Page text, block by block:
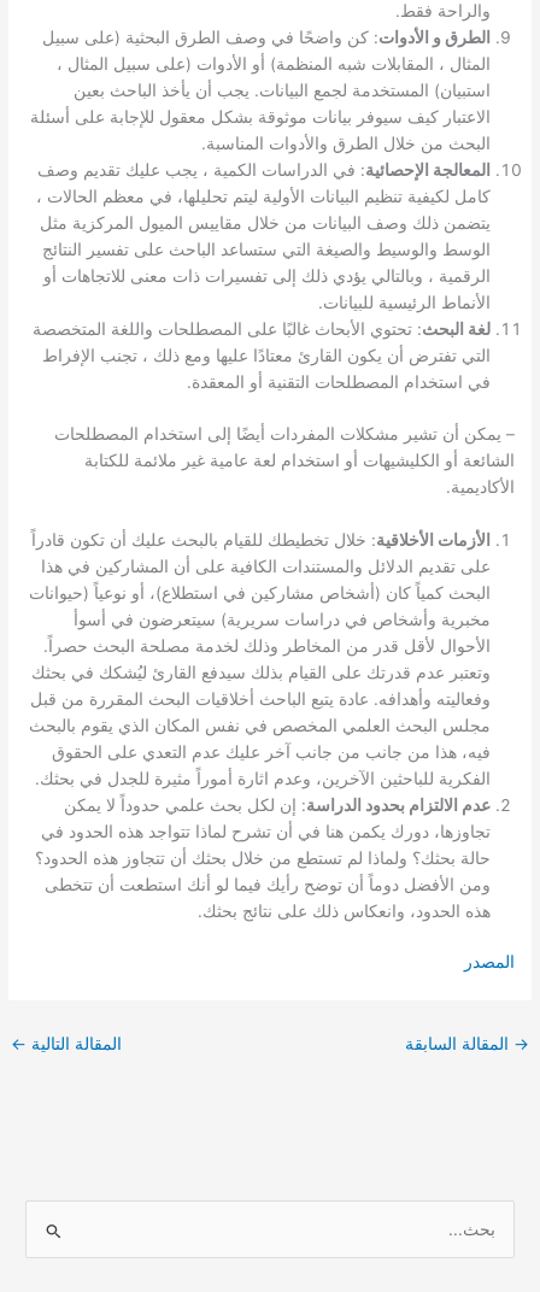
والراحة فقط.
الطرق و الأدوات: كن واضحًا في وصف الطرق البحثية (على سبيل
المثال ، المقابلات شبه المنظمة) أو الأدوات (على سبيل المثال ،
استبيان) المستخدمة لجمع البيانات. يجب أن يأخذ الباحث بعين
الاعتبار كيف سيوفر بيانات موثوقة بشكل معقول للإجابة على أسئلة
البحث من خلال الطرق والأدوات المناسبة.
المعالجة الإحصائية: في الدراسات الكمية ، يجب عليك تقديم وصف
كامل لكيفية تنظيم البيانات الأولية ليتم تحليلها، في معظم الحالات ،
يتضمن ذلك وصف البيانات من خلال مقاييس الميول المركزية مثل
الوسط والوسيط والصيغة التي ستساعد الباحث على تفسير النتائج
الرقمية ، وبالتالي يؤدي ذلك إلى تفسيرات ذات معنى للاتجاهات أو
الأنماط الرئيسية للبيانات.
لغة البحث: تحتوي الأبحاث غالبًا على المصطلحات واللغة المتخصصة
التي تفترض أن يكون القارئ معتادًا عليها ومع ذلك ، تجنب الإفراط
في استخدام المصطلحات التقنية أو المعقدة.
– يمكن أن تشير مشكلات المفردات أيضًا إلى استخدام المصطلحات
الشائعة أو الكليشيهات أو استخدام لعة عامية غير ملائمة للكتابة
الأكاديمية.
الأزمات الأخلاقية: خلال تخطيطك للقيام بالبحث عليك أن تكون قادراً
على تقديم الدلائل والمستندات الكافية على أن المشاركين في هذا
البحث كمياً كان (أشخاص مشاركين في استطلاع)، أو نوعياً (حيوانات
مخبرية وأشخاص في دراسات سريرية) سيتعرضون في أسوأ
الأحوال لأقل قدر من المخاطر وذلك لخدمة مصلحة البحث حصراً.
وتعتبر عدم قدرتك على القيام بذلك سيدفع القارئ ليُشكك في بحثك
وفعاليته وأهدافه. عادة يتبع الباحث أخلاقيات البحث المقررة من قبل
مجلس البحث العلمي المخصص في نفس المكان الذي يقوم بالبحث
فيه، هذا من جانب من جانب آخر عليك عدم التعدي على الحقوق
الفكرية للباحثين الآخرين، وعدم اثارة أموراً مثيرة للجدل في بحثك.
عدم الالتزام بحدود الدراسة: إن لكل بحث علمي حدوداً لا يمكن
تجاوزها، دورك يكمن هنا في أن تشرح لماذا تتواجد هذه الحدود في
حالة بحثك؟ ولماذا لم تستطع من خلال بحثك أن تتجاوز هذه الحدود؟
ومن الأفضل دوماً أن توضح رأيك فيما لو أنك استطعت أن تتخطى
هذه الحدود، وانعكاس ذلك على نتائج بحثك.
المصدر
→ المقالة السابقة المقالة التالية ←